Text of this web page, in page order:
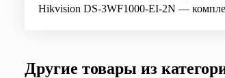
Hikvision DS-3WF1000-EI-2N —
Другие товары из